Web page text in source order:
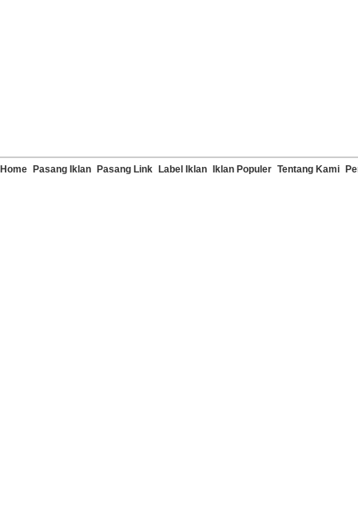
Home Pasang Iklan Pasang Link Label Iklan Iklan Populer Tentang Kami